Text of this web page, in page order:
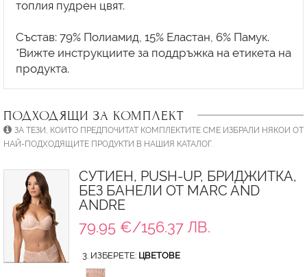
топлия пудрен цвят.
Състав: 79% Полиамид, 15% Еластан, 6% Памук.
*Вижте инструкциите за поддръжка на етикета на
ПОДХОДЯЩИ ЗА КОМПЛЕКТ
ЗА ТЕЗИ, КОИТО ПРЕДПОЧИТАТ КОМПЛЕКТИТЕ СМЕ ИЗБРАЛИ НЯКОИ ОТ
НАЙ-ПОДХОДЯЩИТЕ ПРОДУКТИ В НАШИЯ КАТАЛОГ.
СУТИЕН, PUSH-UP, БРИДЖИТКА,
БЕЗ БАНЕЛИ ОТ MARC AND
ANDRE
79.95 €/156.37 ЛВ.
3. ИЗБЕРЕТЕ: ЦВЕТОВЕ